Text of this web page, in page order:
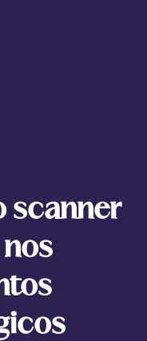
scanner